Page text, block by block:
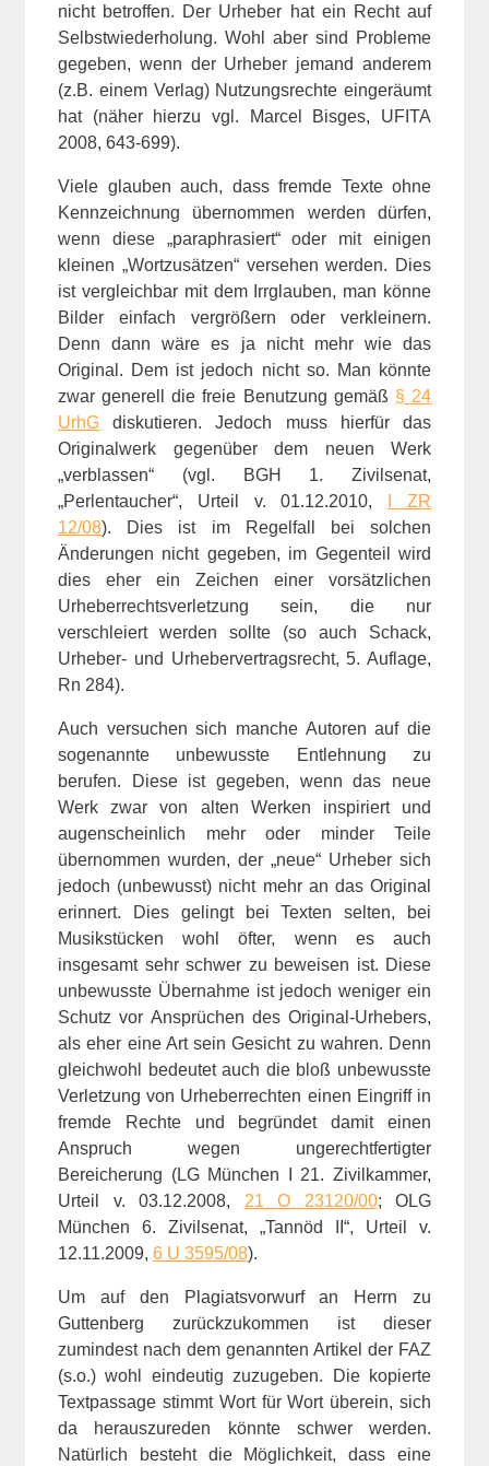
nicht betroffen. Der Urheber hat ein Recht auf
Selbstwiederholung. Wohl aber sind Probleme
gegeben, wenn der Urheber jemand anderem
(z.B. einem Verlag) Nutzungsrechte eingeräumt
hat (näher hierzu vgl. Marcel Bisges, UFITA
2008, 643-699).
Viele glauben auch, dass fremde Texte ohne
Kennzeichnung übernommen werden dürfen,
wenn diese „paraphrasiert“ oder mit einigen
kleinen „Wortzusätzen“ versehen werden. Dies
ist vergleichbar mit dem Irrglauben, man könne
Bilder einfach vergrößern oder verkleinern.
Denn dann wäre es ja nicht mehr wie das
Original. Dem ist jedoch nicht so. Man könnte
zwar generell die freie Benutzung gemäß § 24
UrhG diskutieren. Jedoch muss hierfür das
Originalwerk gegenüber dem neuen Werk
„verblassen“ (vgl. BGH 1. Zivilsenat,
„Perlentaucher“, Urteil v. 01.12.2010,
I ZR
12/08). Dies ist im Regelfall bei solchen
Änderungen nicht gegeben, im Gegenteil wird
dies eher ein Zeichen einer vorsätzlichen
Urheberrechtsverletzung sein, die nur
verschleiert werden sollte (so auch Schack,
Urheber- und Urhebervertragsrecht, 5. Auflage,
Rn 284).
Auch versuchen sich manche Autoren auf die
sogenannte unbewusste Entlehnung zu
berufen. Diese ist gegeben, wenn das neue
Werk zwar von alten Werken inspiriert und
augenscheinlich mehr oder minder Teile
übernommen wurden, der „neue“ Urheber sich
jedoch (unbewusst) nicht mehr an das Original
erinnert. Dies gelingt bei Texten selten, bei
Musikstücken wohl öfter, wenn es auch
insgesamt sehr schwer zu beweisen ist. Diese
unbewusste Übernahme ist jedoch weniger ein
Schutz vor Ansprüchen des Original-Urhebers,
als eher eine Art sein Gesicht zu wahren. Denn
gleichwohl bedeutet auch die bloß unbewusste
Verletzung von Urheberrechten einen Eingriff in
fremde Rechte und begründet damit einen
Anspruch wegen ungerechtfertigter
Bereicherung (LG München I 21. Zivilkammer,
Urteil v. 03.12.2008, 21 O 23120/00; OLG
München 6. Zivilsenat, „Tannöd II“, Urteil v.
12.11.2009, 6 U 3595/08).
Um auf den Plagiatsvorwurf an Herrn zu
Guttenberg zurückzukommen ist dieser
zumindest nach dem genannten Artikel der FAZ
(s.o.) wohl eindeutig zuzugeben. Die kopierte
Textpassage stimmt Wort für Wort überein, sich
da herauszureden könnte schwer werden.
Natürlich besteht die Möglichkeit, dass eine